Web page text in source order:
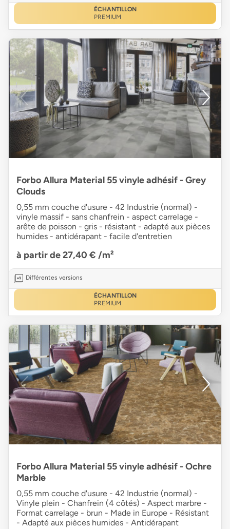
ÉCHANTILLON
PREMIUM
Forbo Allura Material 55 vinyle adhésif - Grey
Clouds
0,55 mm couche d'usure - 42 Industrie (normal) -
vinyle massif - sans chanfrein - aspect carrelage -
arête de poisson - gris - résistant - adapté aux pièces
humides - antidérapant - facile d'entretien
à partir de 27,40 € /m²
Différentes versions
ÉCHANTILLON
PREMIUM
Forbo Allura Material 55 vinyle adhésif - Ochre
Marble
0,55 mm couche d'usure - 42 Industrie (normal) -
Vinyle plein - Chanfrein (4 côtés) - Aspect marbre -
Format carrelage - brun - Made in Europe - Résistant
- Adapté aux pièces humides - Antidérapant